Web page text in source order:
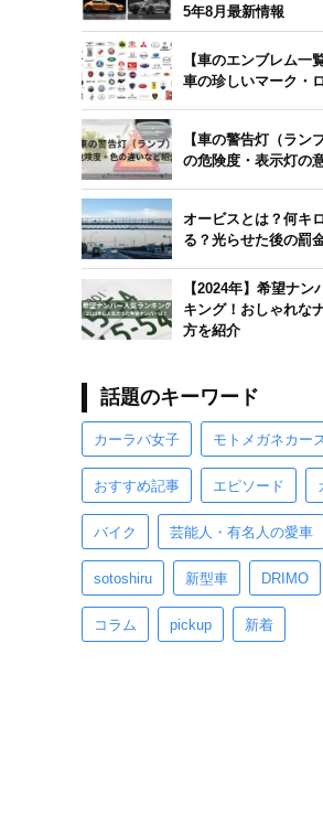
5年8月最新情報
【車のエンブレム一
車の珍しいマーク・
【車の警告灯（ラン
の危険度・表示灯の
オービスとは？何キ
る？光らせた後の罰
【2024年】希望ナン
キング！おしゃれな
方を紹介
話題のキーワード
カーラバ女子 モトメガネカー
おすすめ記事 エピソード
バイク 芸能人・有名人の愛車
sotoshiru 新型車 DRIMO
コラム pickup 新着